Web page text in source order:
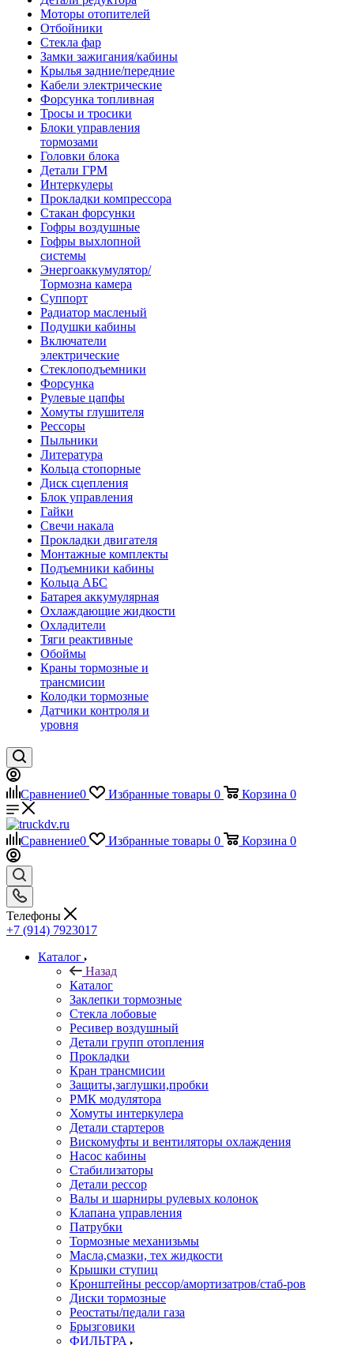
Моторы отопителей
Отбойники
Стекла фар
Замки зажигания/кабины
Крылья задние/передние
Кабели электрические
Форсунка топливная
Тросы и тросики
Блоки управления
тормозами
Головки блока
Детали ГРМ
Интеркулеры
Прокладки компрессора
Стакан форсунки
Гофры воздушные
Гофры выхлопной
системы
Энергоаккумулятор/
Тормозна камера
Суппорт
Радиатор масленый
Подушки кабины
Включатели
электрические
Стеклоподъемники
Форсунка
Рулевые цапфы
Хомуты глушителя
Рессоры
Пыльники
Литература
Кольца стопорные
Диск сцепления
Блок управления
Гайки
Свечи накала
Прокладки двигателя
Монтажные комплекты
Подъемники кабины
Кольца АБС
Батарея аккумулярная
Охлаждающие жидкости
Охладители
Тяги реактивные
Обоймы
Краны тормозные и
трансмисии
Колодки тормозные
Датчики контроля и
уровня
Сравнение0 Избранные товары 0 Корзина 0
Сравнение0 Избранные товары 0 Корзина 0
Телефоны
+7 (914) 7923017
Каталог
Назад
Каталог
Заклепки тормозные
Стекла лобовые
Ресивер воздушный
Детали групп отопления
Прокладки
Кран трансмисии
Защиты,заглушки,пробки
РМК модулятора
Хомуты интеркулера
Детали стартеров
Вискомуфты и вентиляторы охлаждения
Насос кабины
Стабилизаторы
Детали рессор
Валы и шарниры рулевых колонок
Клапана управления
Патрубки
Тормозные механизьмы
Масла,смазки, тех жидкости
Крышки ступиц
Кронштейны рессор/амортизатров/стаб-ров
Диски тормозные
Реостаты/педали газа
Брызговики
ФИЛЬТРА